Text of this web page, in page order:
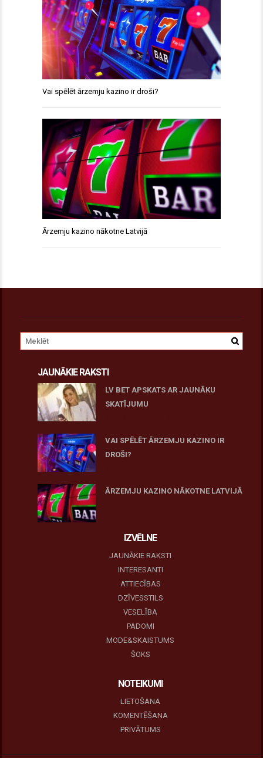
Vai spēlēt ārzemju kazino ir droši?
Ārzemju kazino nākotne Latvijā
JAUNĀKIE RAKSTI
LV BET APSKATS AR JAUNĀKU
SKATĪJUMU
VAI SPĒLĒT ĀRZEMJU KAZINO IR
DROŠI?
ĀRZEMJU KAZINO NĀKOTNE LATVIJĀ
IZVĒLNE
JAUNĀKIE RAKSTI
INTERESANTI
ATTIECĪBAS
DZĪVESSTILS
VESELĪBA
PADOMI
MODE&SKAISTUMS
ŠOKS
NOTEIKUMI
LIETOŠANA
KOMENTĒŠANA
PRIVĀTUMS